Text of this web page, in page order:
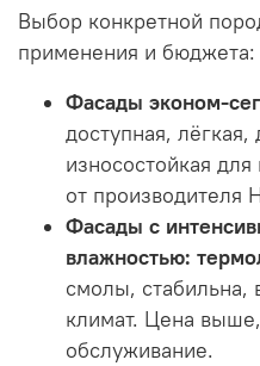
Выбор конкретной
применения и бюджета:
Фасады эконом-
доступная, лёгкая,
износостойкая
от производителя
Фасады с
влажностью:
смолы,
климат. Цена
обслуживание.